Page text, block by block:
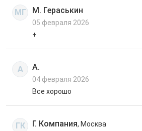
МГ М. Гераськин
05 февраля 2026
+
А А.
04 февраля 2026
Все хорошо
ГК Г. Компания, Москва